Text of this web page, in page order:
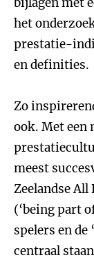
het
prestatie-
en definities.
Zo
ook. Met een
meest
Zeelandse All
(‘being part
spelers en de
centraal